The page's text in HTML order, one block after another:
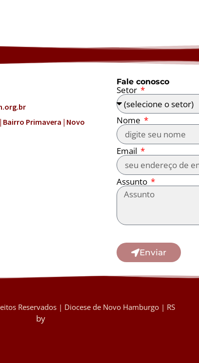
Bairro Primavera | Novo
Fale conosco
Setor
Nome
Email
Assunto
Enviar
Reservados | Diocese de Novo Hamburgo | RS
by